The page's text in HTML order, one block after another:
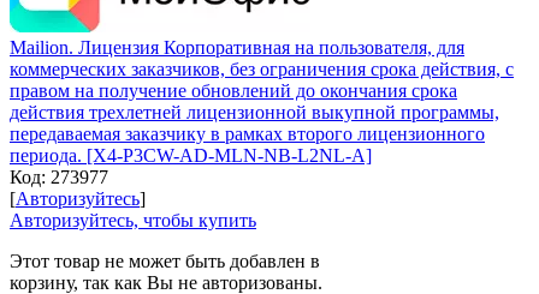
Mailion. Лицензия Корпоративная на пользователя, для
коммерческих заказчиков, без ограничения срока действия, с
правом на получение обновлений до окончания срока
действия трехлетней лицензионной выкупной программы,
передаваемая заказчику в рамках второго лицензионного
периода. [X4-P3CW-AD-MLN-NB-L2NL-A]
Код: 273977
[Авторизуйтесь]
Авторизуйтесь, чтобы купить
Этот товар не может быть добавлен в
корзину, так как Вы не авторизованы.